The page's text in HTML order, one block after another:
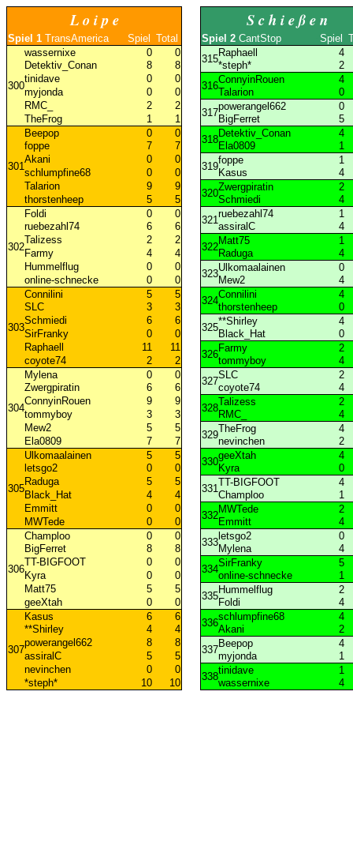
L o i p e S c h i e ß e n
Spiel 1 TransAmerica Spiel Total Spiel 2 CantStop Spiel
300
wassernixe 0 0
315
Raphaell
4
Detektiv_Conan
8 8 *steph*
2
tinidave
0 0
316
ConnyinRouen
4
myjonda
0 0 Talarion
0
RMC_
2 2
317
powerangel662
0
TheFrog
1 1 BigFerret 5
301
Beepop 0 0
318
Detektiv_Conan
4
foppe
7 7 Ela0809
1
Akani
0 0
319
foppe
1
schlumpfine68
0 0 Kasus
4
Talarion
9 9
320
Zwergpiratin
2
thorstenheep
5 5 Schmiedi 4
302
Foldi 0 0
321
ruebezahl74
1
ruebezahl74
6 6 assiralC
4
Talizess
2 2
322
Matt75
1
Farmy
4 4 Raduga
4
Hummelflug
0 0
323
Ulkomaalainen
0
online-schnecke
0 0 Mew2 4
303
Connilini 5 5
324
Connilini
4
SLC
3 3 thorstenheep
0
Schmiedi
6 6
325
**Shirley
4
SirFranky
0 0 Black_Hat
0
Raphaell
11 11
326
Farmy
2
coyote74
2 2 tommyboy 4
304
Mylena 0 0
327
SLC
2
Zwergpiratin
6 6 coyote74
4
ConnyinRouen
9 9
328
Talizess
2
tommyboy
3 3 RMC_
4
Mew2
5 5
329
TheFrog
4
Ela0809
7 7 nevinchen 2
305
Ulkomaalainen 5 5
330
geeXtah
4
letsgo2
0 0 Kyra
0
Raduga
5 5
331
TT-BIGFOOT
4
Black_Hat
4 4 Champloo
1
Emmitt
0 0
332
MWTede
2
MWTede
0 0 Emmitt 4
306
Champloo 0 0
333
letsgo2
0
BigFerret
8 8 Mylena
4
TT-BIGFOOT
0 0
334
SirFranky
5
Kyra
0 0 online-schnecke
1
Matt75
5 5
335
Hummelflug
2
geeXtah
0 0 Foldi 4
307
Kasus 6 6
336
schlumpfine68
4
**Shirley
4 4 Akani
2
powerangel662
8 8
337
Beepop
4
assiralC
5 5 myjonda
1
nevinchen
0 0
338
tinidave
1
*steph*
10 10 wassernixe 4